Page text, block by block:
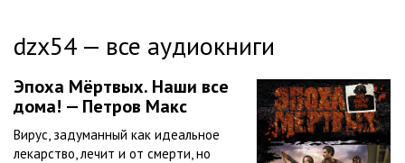
dzx54 — все аудиокниги
Эпоха Мёртвых. Наши все
дома! — Петров Макс
Вирус, задуманный как идеальное
лекарство, лечит и от смерти, но